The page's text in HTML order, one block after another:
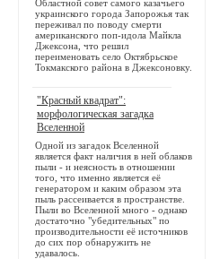
Областной совет самого казачьего
украинского города Запорожья так
переживал по поводу смерти
американского поп-идола Майкла
Джексона, что решил
переименовать село Октябрьское
Токмакского района в Джексоновку.
"Красный квадрат":
морфологическая загадка
Вселенной
Одной из загадок Вселенной
является факт наличия в ней облаков
пыли - и неясность в отношении
того, что именно является её
генератором и каким образом эта
пыль рассеивается в пространстве.
Пыли во Вселенной много - однако
достаточно "убедительных" по
производительности её источников
до сих пор обнаружить не
удавалось.